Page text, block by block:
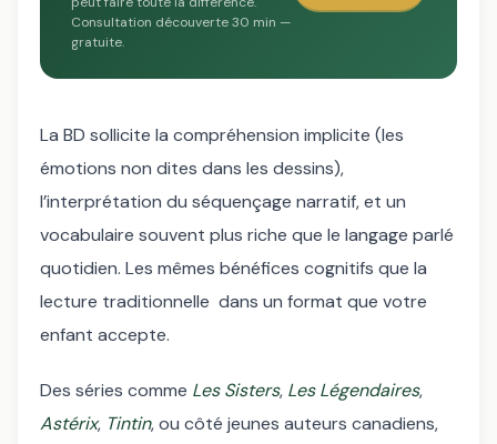
Consultation découverte 30 min —
gratuite.
La BD sollicite la compréhension implicite (les
émotions non dites dans les dessins),
l’interprétation du séquençage narratif, et un
vocabulaire souvent plus riche que le langage parlé
quotidien. Les mêmes bénéfices cognitifs que la
lecture traditionnelle dans un format que votre
enfant accepte.
Des séries comme Les Sisters, Les Légendaires,
Astérix, Tintin, ou côté jeunes auteurs canadiens,